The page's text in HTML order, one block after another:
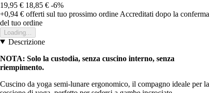
19,95 € 18,85 € -6%
+0,94 € offerti sul tuo prossimo ordine Accreditati dopo la conferma
del tuo ordine
Loading...
Descrizione
NOTA: Solo la custodia, senza cuscino interno, senza
riempimento.
Cuscino da yoga semi-lunare ergonomico, il compagno ideale per la